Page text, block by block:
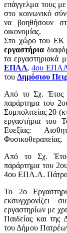
επάγγελμα τους
στο κοινωνικό
να βοηθήσουν
οικονομίας.
Στο χώρο του ΕΚ
εργαστήρια
τα εργαστηριακά
ΕΠΑΛ,4ου
του Δημόσιου
Από το Σχ. Έτος
παράρτημα του
Συμπολιτείας 20
εργαστήρια του
Ευεξίας:
Φυσικοθεραπείας.
Από το Σχ. Έτος
παράρτημα του
4ου ΕΠΑ.Λ.
Το 2ο
εκσυγχρονίζει
εργαστηρίων με
Παιδείας και της
του Δήμου